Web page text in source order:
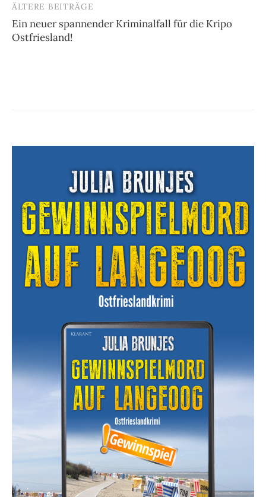
Beitragsnavigation
ÄLTERE BEITRÄGE
Ein neuer spannender Kriminalfall für die Kripo
Ostfriesland!